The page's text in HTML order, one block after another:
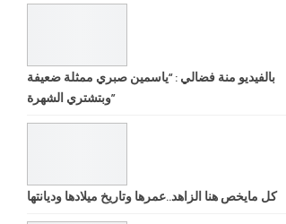
بالفيديو منة فضالي : “ياسمين صبري ممثلة ضعيفة
وبتشتري الشهرة”
كل مايخص هنا الزاهد..عمرها وتاريخ ميلادها وديانتها